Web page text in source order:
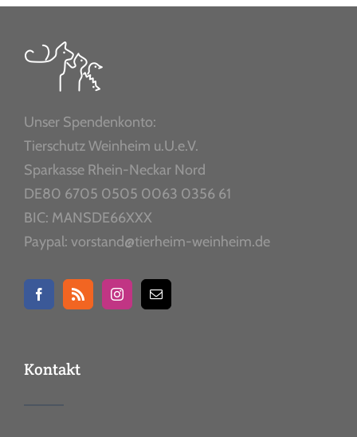
Unser Spendenkonto:
Tierschutz Weinheim u.U.e.V.
Sparkasse Rhein-Neckar Nord
DE80 6705 0505 0063 0356 61
BIC: MANSDE66XXX
Paypal: vorstand@tierheim-weinheim.de
Kontakt